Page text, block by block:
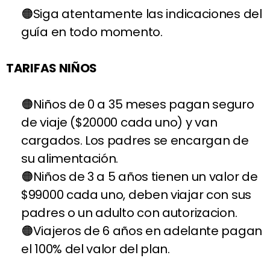
Siga atentamente las indicaciones del
guía en todo momento.
TARIFAS NIÑOS
Niños de 0 a 35 meses pagan seguro
de viaje ($20000 cada uno) y van
cargados. Los padres se encargan de
su alimentación.
Niños de 3 a 5 años tienen un valor de
$99000 cada uno, deben viajar con sus
padres o un adulto con autorizacion.
Viajeros de 6 años en adelante pagan
el 100% del valor del plan.